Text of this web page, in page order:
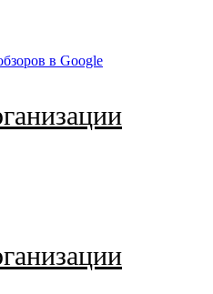
в Google